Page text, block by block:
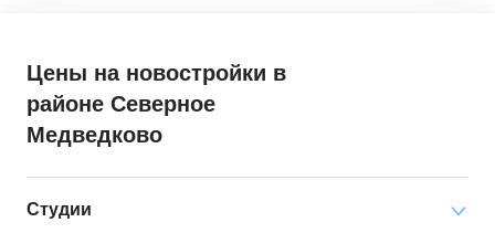
Цены на новостройки в
районе Северное
Медведково
Студии